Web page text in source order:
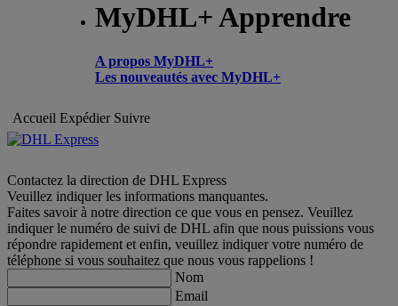
MyDHL+ Apprendre
A propos MyDHL+
Les nouveautés avec MyDHL+
Accueil Expédier Suivre
Contactez la direction de DHL Express
Veuillez indiquer les informations manquantes.
Faites savoir à notre direction ce que vous en pensez. Veuillez
indiquer le numéro de suivi de DHL afin que nous puissions vous
répondre rapidement et enfin, veuillez indiquer votre numéro de
téléphone si vous souhaitez que nous vous rappelions !
Nom
Email